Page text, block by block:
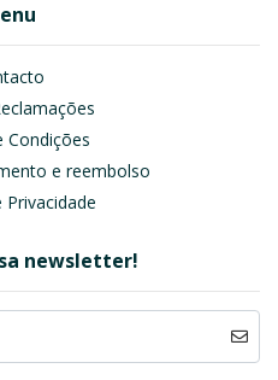
Condições
e reembolso
Privacidade
newsletter!